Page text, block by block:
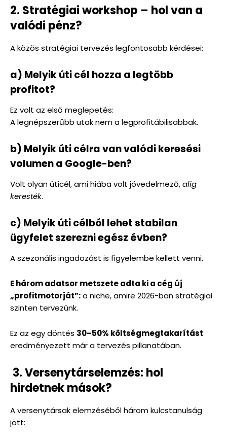
2. Stratégiai workshop – hol van a
valódi pénz?
A közös stratégiai tervezés legfontosabb kérdései:
a) Melyik úti cél hozza a legtöbb
profitot?
Ez volt az első meglepetés:
A legnépszerűbb utak nem a legprofitábilisabbak.
b) Melyik úti célra van valódi keresési
volumen a Google-ben?
Volt olyan úticél, ami hiába volt jövedelmező,alig
keresték.
c) Melyik úti célból lehet stabilan
ügyfelet szerezni egész évben?
A szezonális ingadozást is figyelembe kellett venni.
E három adatsor metszete adta ki a cég új
„profitmotorját”:a niche, amire 2026-ban stratégiai
szinten tervezünk.
Ez az egy döntés 30–50% költségmegtakarítást
eredményezett már a tervezés pillanatában.
3. Versenytárselemzés: hol
hirdetnek mások?
A versenytársak elemzéséből három kulcstanulság
jött: